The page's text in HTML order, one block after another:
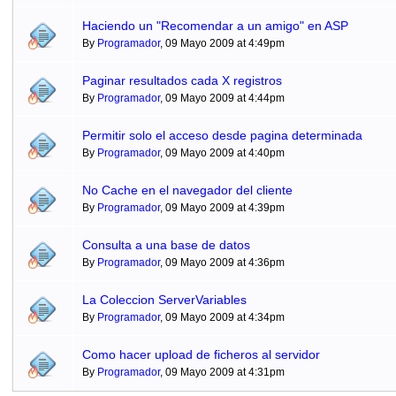
Haciendo un "Recomendar a un amigo" en ASP
By Programador, 09 Mayo 2009 at 4:49pm
Paginar resultados cada X registros
By Programador, 09 Mayo 2009 at 4:44pm
Permitir solo el acceso desde pagina determinada
By Programador, 09 Mayo 2009 at 4:40pm
No Cache en el navegador del cliente
By Programador, 09 Mayo 2009 at 4:39pm
Consulta a una base de datos
By Programador, 09 Mayo 2009 at 4:36pm
La Coleccion ServerVariables
By Programador, 09 Mayo 2009 at 4:34pm
Como hacer upload de ficheros al servidor
By Programador, 09 Mayo 2009 at 4:31pm